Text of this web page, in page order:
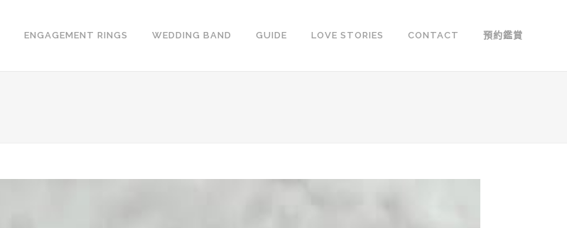
ENGAGEMENT RINGS WEDDING BAND GUIDE LOVE STORIES CONTACT 預約鑑賞